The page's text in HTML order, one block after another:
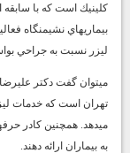
كلينيك است كه با
بيماريهاي نشيمنگاه
ليزر نسبت به جراحي
ميتوان گفت دكتر
تهران است كه خدمات ليزر
ميدهد. همچنين كادر
به بيماران ارائه دهند.